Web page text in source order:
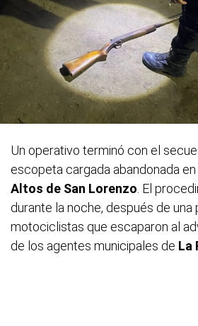
Un operativo terminó con el
escopeta cargada abandonada
Altos de San Lorenzo. El
durante la noche, después de
motociclistas que escaparon al
de los agentes municipales de La